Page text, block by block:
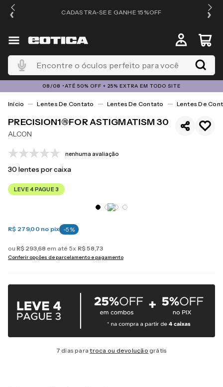
CADASTRA-SE E GANHE 15%OFF
Encontre o óculos perfeito para você
08/08 •ATÉ 50% OFF + 25% EXTRA EM TODO SITE
Lentes De Contato Lentes De Contato Lentes De
PRECISION1®FOR ASTIGMATISM 30
ALCON
nenhuma avaliação
30lentes por caixa
LEVE 4 PAGUE 3
R$ 279,00 no pix -5 %
ou R$ 293,68 em até 5x R$58,73
Conferir opções de parcelamento e pagamento
7 dias paratroca ou devolução grátis